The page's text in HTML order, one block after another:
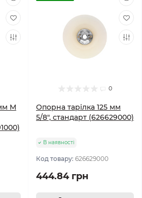
M
0
Опорна тарілка 125 мм
5/8", стандарт (626629000)
В наявності
Код товару: 626629000
444.84 грн